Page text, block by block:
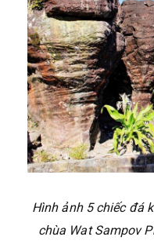
Hình ảnh 5 chiếc đá
chùa Wat Sampov